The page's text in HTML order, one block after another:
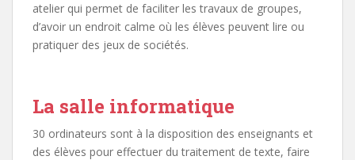
atelier qui permet de faciliter les travaux de groupes,
d’avoir un endroit calme où les élèves peuvent lire ou
pratiquer des jeux de sociétés.
La salle informatique
30 ordinateurs sont à la disposition des enseignants et
des élèves pour effectuer du traitement de texte, faire